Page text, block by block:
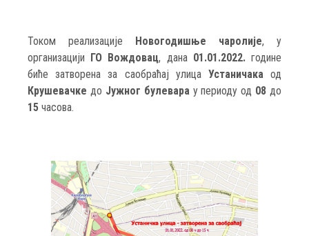
Током реализације Новогодишње чаролије, у
организацији ГО Вождовац, дана 01.01.2022.године
биће затворена за саобраћај улица Устаничака од
Крушевачке до Јужног булевара у периоду од 08 до
15 часова.